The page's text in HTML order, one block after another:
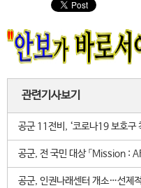
관련기사보기
공군 11전비, ‘코로나19 보호구
공군, 전 국민 대상 「Mission :
공군, 인권나래센터 개소…선제